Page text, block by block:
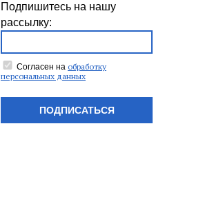
Подпишитесь на нашу
рассылку:
Согласен на обработку
персональных данных
ПОДПИСАТЬСЯ